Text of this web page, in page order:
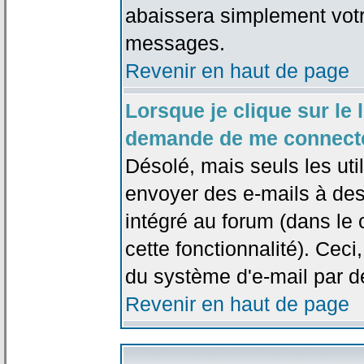
abaissera simplement
messages.
Revenir en haut de page
Lorsque je clique sur le
demande de me
Désolé, mais seuls les
envoyer des e-mails à
intégré au forum (dans le
cette fonctionnalité).
du système d'e-mail par
Revenir en haut de page